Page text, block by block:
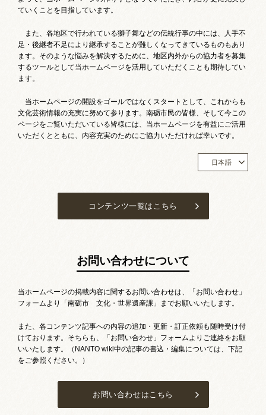
ていくことを目指しています。
また、各地区で行われている獅子舞などの伝統行事の中には、人手不
足・後継者不足により継承することが難しくなってきているものもあり
ます。そのような悩みを解決するために、地区内外からの協力者を募集
するツールとして当ホームページを活用していただくことも期待してい
ます。
当ホームページの開設をゴールではなくスタートとして、これからも
文化芸術情報の充実に努めて参ります。南砺市民の皆様、そして今この
ページをご覧いただいている皆様には、当ホームページを有益にご活用
いただくとともに、内容充実のためにご協力いただければ幸いです。
日本語
コンテンツ一覧はこちら
お問い合わせについて
当ホームページの掲載内容に関するお問い合わせは、「お問い合わせ」
フォームより「南砺市 文化・世界遺産課」までお願いいたします。
また、各コンテンツ記事への内容の追加・更新・訂正依頼も随時受け付
けております。そちらも、「お問い合わせ」フォームよりご連絡をお願
いいたします。（NANTO wiki中の記事の書込・編集については、下記
をご参照ください。）
お問い合わせはこちら